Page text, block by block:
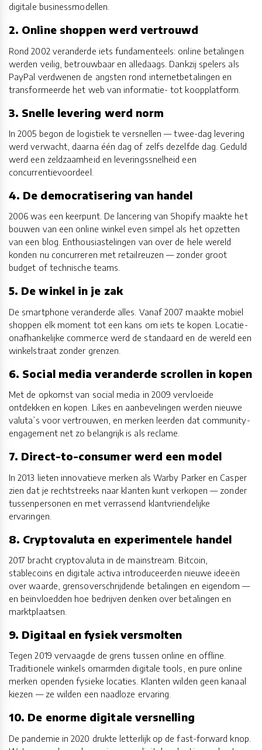
digitale businessmodellen.
2. Online shoppen werd vertrouwd
Rond 2002 veranderde iets fundamenteels: online betalingen
werden veilig, betrouwbaar en alledaags. Dankzij spelers als
PayPal verdwenen de angsten rond internetbetalingen en
transformeerde het web van informatie- tot koopplatform.
3. Snelle levering werd norm
In 2005 begon de logistiek te versnellen — twee-dag levering
werd verwacht, daarna één dag of zelfs dezelfde dag. Geduld
werd een zeldzaamheid en leveringssnelheid een
concurrentievoordeel.
4. De democratisering van handel
2006 was een keerpunt. De lancering van Shopify maakte het
bouwen van een online winkel even simpel als het opzetten
van een blog. Enthousiastelingen van over de hele wereld
konden nu concurreren met retailreuzen — zonder groot
budget of technische teams.
5. De winkel in je zak
De smartphone veranderde alles. Vanaf 2007 maakte mobiel
shoppen elk moment tot een kans om iets te kopen. Locatie-
onafhankelijke commerce werd de standaard en de wereld een
winkelstraat zonder grenzen.
6. Social media veranderde scrollen in kopen
Met de opkomst van social media in 2009 vervloeide
ontdekken en kopen. Likes en aanbevelingen werden nieuwe
valuta’s voor vertrouwen, en merken leerden dat community-
engagement net zo belangrijk is als reclame.
7. Direct-to-consumer werd een model
In 2013 lieten innovatieve merken als Warby Parker en Casper
zien dat je rechtstreeks naar klanten kunt verkopen — zonder
tussenpersonen en met verrassend klantvriendelijke
ervaringen.
8. Cryptovaluta en experimentele handel
2017 bracht cryptovaluta in de mainstream. Bitcoin,
stablecoins en digitale activa introduceerden nieuwe ideeën
over waarde, grensoverschrijdende betalingen en eigendom —
en beïnvloedden hoe bedrijven denken over betalingen en
marktplaatsen.
9. Digitaal en fysiek versmolten
Tegen 2019 vervaagde de grens tussen online en offline.
Traditionele winkels omarmden digitale tools, en pure online
merken openden fysieke locaties. Klanten wilden geen kanaal
kiezen — ze wilden een naadloze ervaring.
10. De enorme digitale versnelling
De pandemie in 2020 drukte letterlijk op de fast-forward knop.